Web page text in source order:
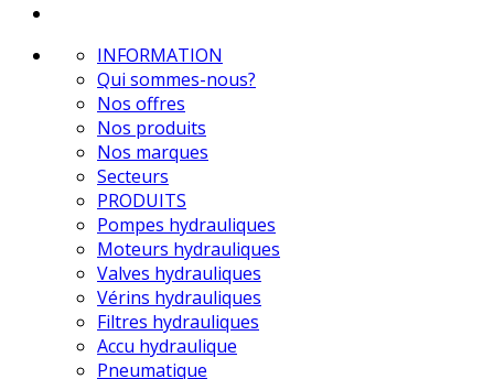
INFORMATION
Qui sommes-nous?
Nos offres
Nos produits
Nos marques
Secteurs
PRODUITS
Pompes hydrauliques
Moteurs hydrauliques
Valves hydrauliques
Vérins hydrauliques
Filtres hydrauliques
Accu hydraulique
Pneumatique